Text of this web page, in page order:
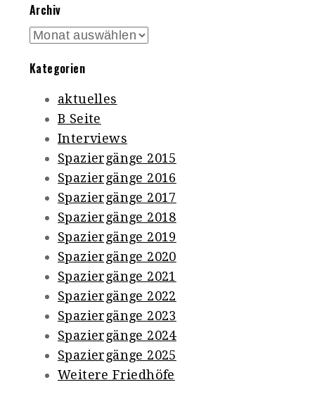
Archiv
Archiv
Kategorien
aktuelles
B Seite
Interviews
Spaziergänge 2015
Spaziergänge 2016
Spaziergänge 2017
Spaziergänge 2018
Spaziergänge 2019
Spaziergänge 2020
Spaziergänge 2021
Spaziergänge 2022
Spaziergänge 2023
Spaziergänge 2024
Spaziergänge 2025
Weitere Friedhöfe